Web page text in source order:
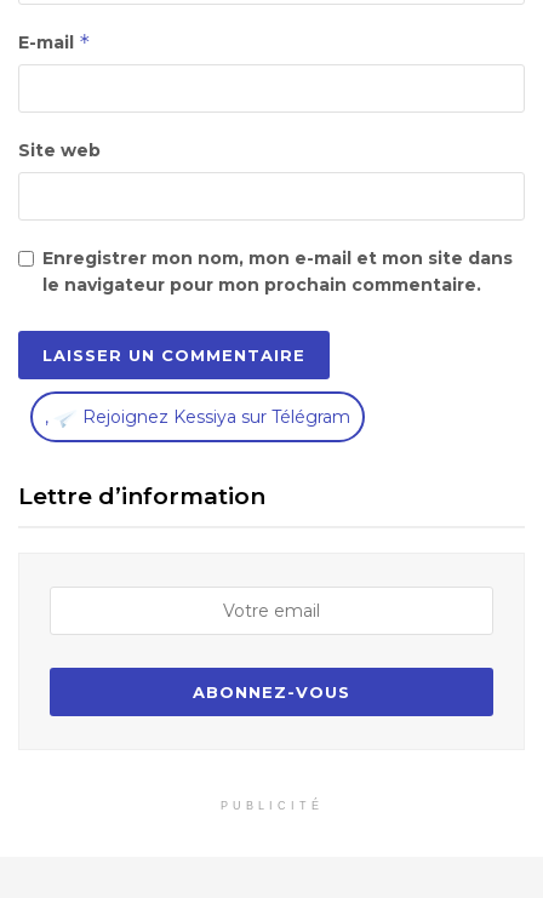
E-mail *
Site web
Enregistrer mon nom, mon e-mail et mon site dans
le navigateur pour mon prochain commentaire.
, Rejoignez Kessiya sur Télégram
Lettre d’information
PUBLICITÉ